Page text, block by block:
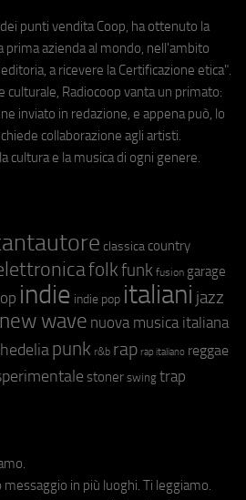
punti vendita Coop, ha ottenuto la
prima azienda al mondo, nell'ambito
a ricevere la Certificazione etica".
culturale, Radiocoop vanta un primato:
inviato in redazione, e appena può, lo
collaborazione agli artisti.
cultura e la musica di ogni genere.
classica country
folkfunk fusion garage
indie indie pop italiani jazz
new wave nuova musica italiana
punk r&b rap rap italiano reggae
stoner swing trap
messaggio in più luoghi. Ti leggiamo.